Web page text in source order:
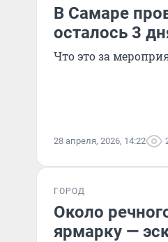
В Самаре
осталось 3
Что это за
28 апреля, 2026, 14:22
ГОРОД
Около
ярмарку —